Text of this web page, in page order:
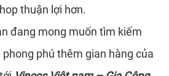
thuận lợi hơn.
đang mong muốn tìm kiếm
phú thêm gian hàng của